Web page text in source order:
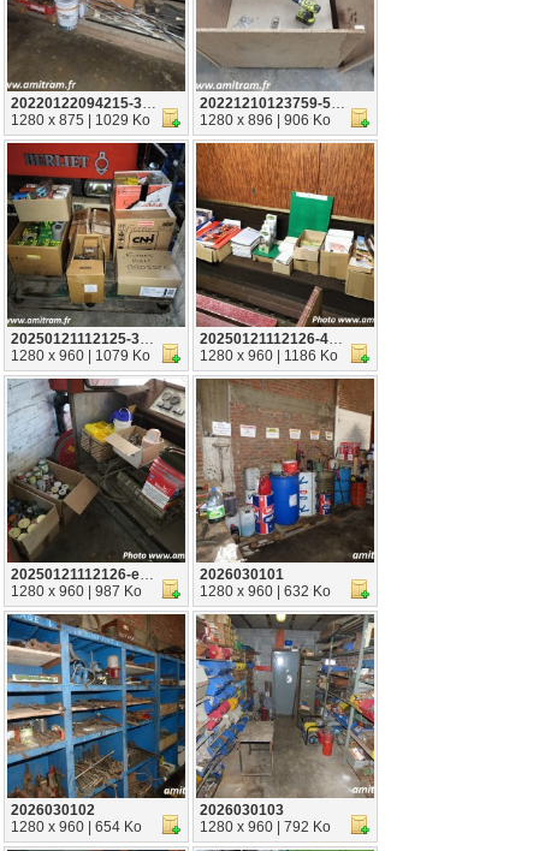
20220122094215-324bc8e2
1280 x 875 | 1029 Ko
20221210123759-5f9e1249
1280 x 896 | 906 Ko
20250121112125-34a2a67f
1280 x 960 | 1079 Ko
20250121112126-4e726da4
1280 x 960 | 1186 Ko
20250121112126-e77d7fa7
1280 x 960 | 987 Ko
2026030101
1280 x 960 | 632 Ko
2026030102
1280 x 960 | 654 Ko
2026030103
1280 x 960 | 792 Ko